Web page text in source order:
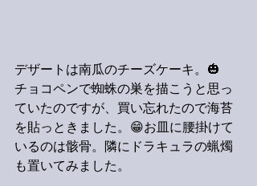
デザートは南瓜のチーズケーキ。🎃
チョコペンで蜘蛛の巣を描こうと思っ
ていたのですが、買い忘れたので海苔
を貼っときました。😁お皿に腰掛けて
いるのは骸骨。隣にドラキュラの蝋燭
も置いてみました。